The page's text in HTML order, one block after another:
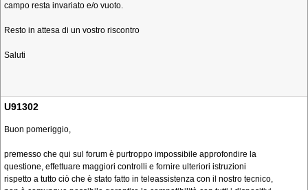
campo resta invariato e/o vuoto.
Resto in attesa di un vostro riscontro
Saluti
U91302
Buon pomeriggio,
premesso che qui sul forum è purtroppo impossibile approfondire la
questione, effettuare maggiori controlli e fornire ulteriori istruzioni
rispetto a tutto ciò che è stato fatto in teleassistenza con il nostro tecnico,